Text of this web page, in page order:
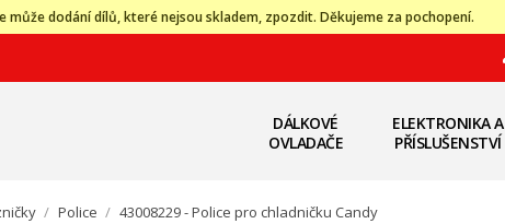
může dodání dílů, které nejsou skladem, zpozdit. Děkujeme za pochopení.
DÁLKOVÉ
OVLADAČE
ELEKTRONIKA A
PŘÍSLUŠENSTVÍ
/ Police / 43008229 - Police pro chladničku Candy